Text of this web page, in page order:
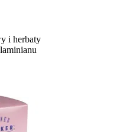
i herbaty